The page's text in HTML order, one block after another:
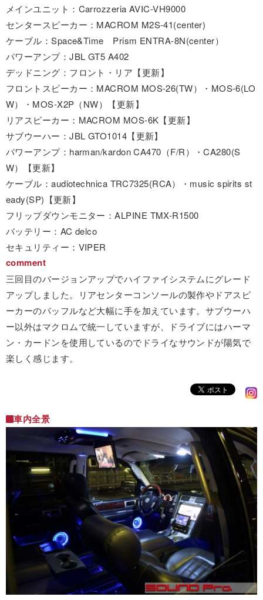
メインユニット：Carrozzeria AVIC-VH9000
センタースピーカー：MACROM M2S-41(center)
ケーブル：Space&Time Prism ENTRA-8N(center）
パワーアンプ：JBL GT5 A402
デッドニング：フロント・リア【更新】
フロントスピーカー：MACROM MOS-26(TW）・MOS-6(LO
W）・MOS-X2P（NW）【更新】
リアスピーカー：MACROM MOS-6K【更新】
サブウーハー：JBL GTO1014【更新】
パワーアンプ：harman/kardon CA470（F/R）・CA280(S
W）【更新】
ケーブル：audiotechnica TRC7325(RCA）・music spirits st
eady(SP)【更新】
フリップダウンモニター：ALPINE TMX-R1500
バッテリー：AC delco
セキュリティー：VIPER
comment
三回目のバージョンアップでハイファイシステムにグレード
アップしました。リアセンターコンソールの製作やドアスピ
ーカーのバッフルなど大幅に手を加えています。サブウーハ
ー以外はマクロムで統一していますが、ドライブにはハーマ
ン・カードンを使用しているのでドライなサウンドが陽気で
楽しく感じます。
車内全景